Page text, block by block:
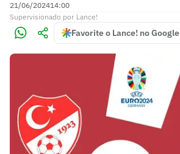
21/06/202414:00
Supervisionado por Lance!
Favorite o Lance! no Google